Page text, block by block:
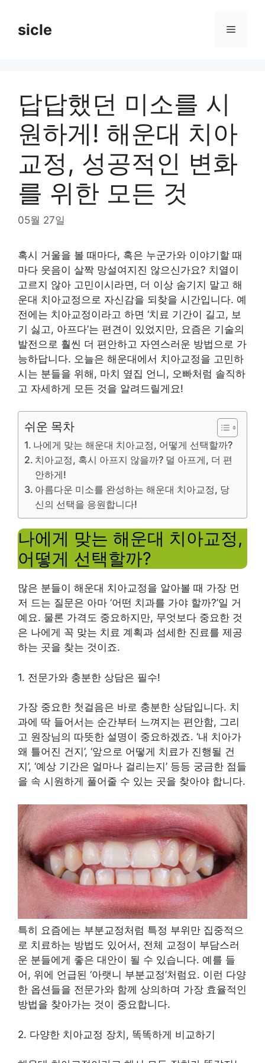
contentsicle Menu
답답했던 미소를 시
원하게! 해운대 치아
교정, 성공적인 변화
를 위한 모든 것
05월 27일
혹시 거울을 볼 때마다, 혹은 누군가와 이야기할 때
마다 웃음이 살짝 망설여지진 않으신가요? 치열이
고르지 않아 고민이시라면, 더 이상 숨기지 말고 해
운대 치아교정으로 자신감을 되찾을 시간입니다. 예
전에는 치아교정이라고 하면 ‘치료 기간이 길고, 보
기 싫고, 아프다’는 편견이 있었지만, 요즘은 기술의
발전으로 훨씬 더 편안하고 자연스러운 방법으로 가
능하답니다. 오늘은 해운대에서 치아교정을 고민하
시는 분들을 위해, 마치 옆집 언니, 오빠처럼 솔직하
고 자세하게 모든 것을 알려드릴게요!
쉬운 목차
나에게 맞는 해운대 치아교정, 어떻게 선택할까?
치아교정, 혹시 아프지 않을까? 덜 아프게, 더 편
안하게!
아름다운 미소를 완성하는 해운대 치아교정, 당
신의 선택을 응원합니다!
나에게 맞는 해운대 치아교정,
어떻게 선택할까?
많은 분들이 해운대 치아교정을 알아볼 때 가장 먼
저 드는 질문은 아마 ‘어떤 치과를 가야 할까?’일 거
예요. 물론 가격도 중요하지만, 무엇보다 중요한 것
은 나에게 꼭 맞는 치료 계획과 섬세한 진료를 제공
하는 곳을 찾는 것이죠.
1. 전문가와 충분한 상담은 필수!
가장 중요한 첫걸음은 바로 충분한 상담입니다. 치
과에 딱 들어서는 순간부터 느껴지는 편안함, 그리
고 원장님의 따뜻한 설명이 중요하겠죠. ‘내 치아가
왜 틀어진 건지’, ‘앞으로 어떻게 치료가 진행될 건
지’, ‘예상 기간은 얼마나 걸리는지’ 등등 궁금한 점들
을 속 시원하게 풀어줄 수 있는 곳을 찾아야 합니다.
특히 요즘에는 부분교정처럼 특정 부위만 집중적으
로 치료하는 방법도 있어서, 전체 교정이 부담스러
운 분들에게 좋은 대안이 될 수 있습니다. 예를 들
어, 위에 언급된 ‘아랫니 부분교정’처럼요. 이런 다양
한 옵션들을 전문가와 함께 상의하며 가장 효율적인
방법을 찾아가는 것이 중요합니다.
2. 다양한 치아교정 장치, 똑똑하게 비교하기